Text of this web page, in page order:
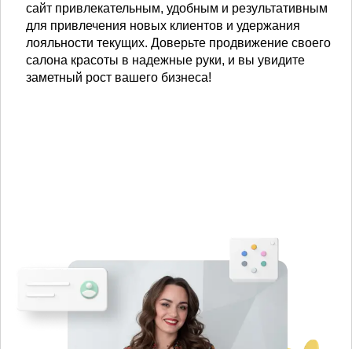
сайт привлекательным, удобным и результативным
для привлечения новых клиентов и удержания
лояльности текущих. Доверьте продвижение своего
салона красоты в надежные руки, и вы увидите
заметный рост вашего бизнеса!